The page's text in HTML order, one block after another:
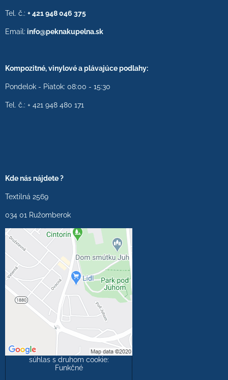
Tel. č.: + 421 948 046 375
Email: info@peknakupelna.sk
Kompozitné, vinylové a plávajúce podlahy:
Pondelok - Piatok: 08:00 - 15:30
Tel. č.: + 421 948 480 171
Kde nás nájdete ?
Textilná 2569
034 01 Ružomberok
Externý obsah je
blokovaný Voľbami
súkromia
Prajete si načítať externý
obsah?
Povoliť tentokrát
Povoliť a zapamätať -
súhlas s druhom cookie:
Funkčné